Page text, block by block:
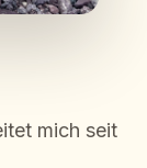
mich seit